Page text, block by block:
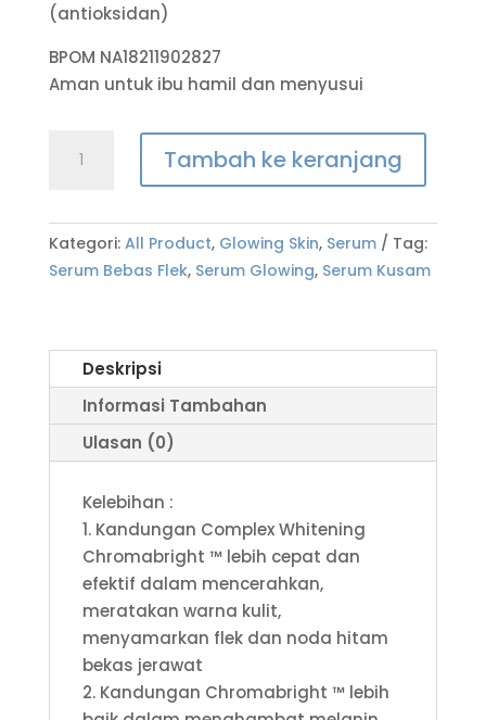
(antioksidan)
BPOM NA18211902827
Aman untuk ibu hamil dan menyusui
Tambah ke keranjang
Kategori: All Product, Glowing Skin, Serum
Tag:
Serum Bebas Flek, Serum Glowing, Serum Kusam
Deskripsi
Informasi Tambahan
Ulasan (0)
Kelebihan :
1. Kandungan Complex Whitening
Chromabright ™ lebih cepat dan
efektif dalam mencerahkan,
meratakan warna kulit,
menyamarkan flek dan noda hitam
bekas jerawat
2. Kandungan Chromabright ™ lebih